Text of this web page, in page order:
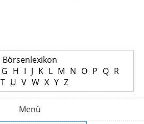
Börsenlexikon
G H I J K L M N O P Q R
T U V W X Y Z
Menü